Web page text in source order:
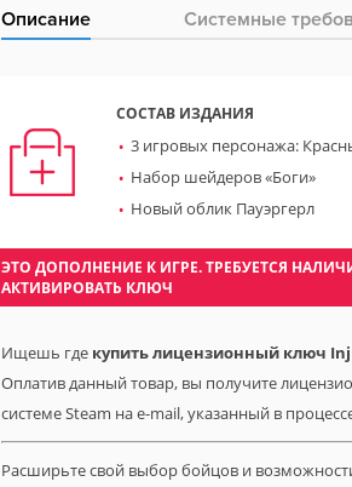
Описание Системные
СОСТАВ ИЗДАНИЯ
3 игровых персонажа:
Набор шейдеров «Боги»
Новый облик Пауэргерл
ЭТО ДОПОЛНЕНИЕ К ИГРЕ. ТРЕБУЕТСЯ
АКТИВИРОВАТЬ КЛЮЧ
Ищешь где купить лицензионный ключ
Оплатив данный товар, вы получите
системе Steam на e-mail, указанный в
Расширьте свой выбор бойцов и